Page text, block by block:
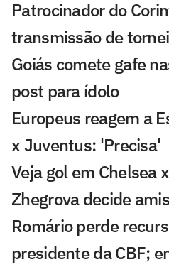
Patrocinador do
transmissão de
Goiás comete gafe
post para ídolo
Europeus reagem a
x Juventus: 'Precisa'
Veja gol em Chelsea
Zhegrova decide
Romário perde
presidente da CBF;